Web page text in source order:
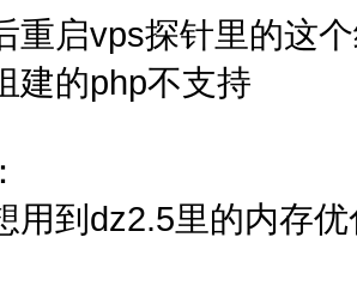
重启vps探针里的这
建的php不支持
用到dz2.5里的内存